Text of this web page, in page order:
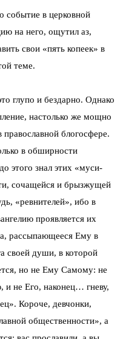
событие в церковной
на него, ощутил аз,
свои «пять копеек» в
теме.
глупо и бездарно. Однако
настолько же мощно
блогосфере.
в обширности
этого знал этих «муси-
сочащейся и брызжущей
«ревнителей», ибо в
проявляется их
рассыпающееся Ему в
своей души, в которой
но не Ему Самому: не
не Его, наконец… гневу,
Короче, девчонки,
общественности», а